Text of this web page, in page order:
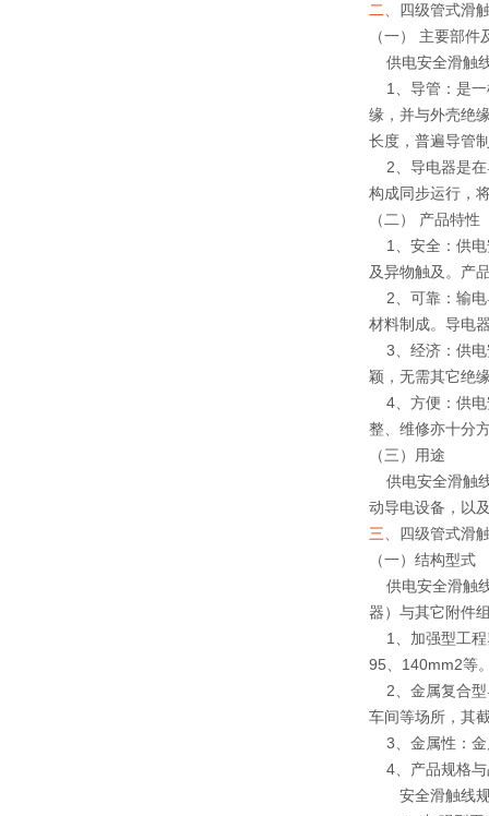
二、 四级管式滑
（一） 主要部件
供电安全滑触
1、导管：是一
缘，并与外壳绝
长度，普遍导管
2、导电器是在
构成同步运行，
（二） 产品特性
1、安全：供电
及异物触及。产
2、可靠：输电
材料制成。导电
3、经济：供电
颖，无需其它绝
4、方便：供电
整、维修亦十分
（三）用途
供电安全滑触
动导电设备，以
三、 四级管式滑
（一）结构型式
供电安全滑触
器）与其它附件
1、加强型工程
95、140mm2等
2、金属复合型
车间等场所，其
3、金属性：金
4、产品规格与
安全滑触线规